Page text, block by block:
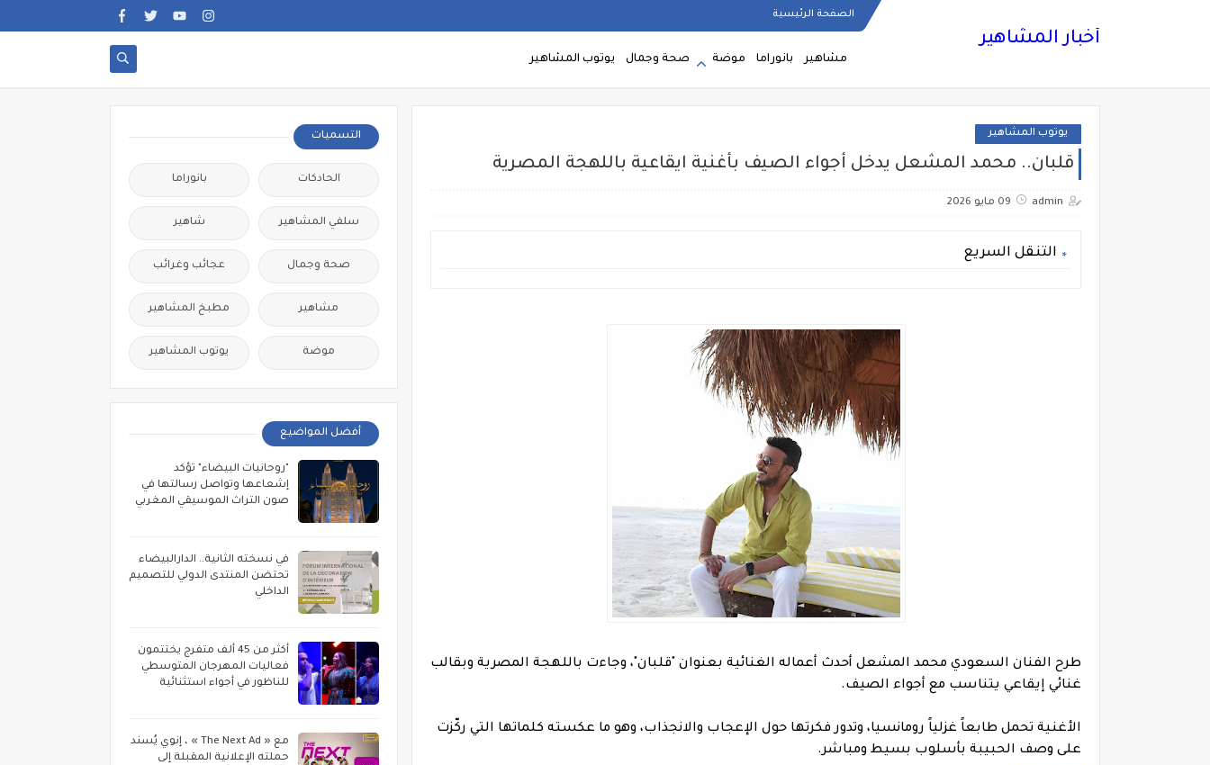
الصفحة الرئيسية
أخبار المشاهير
مشاهير بانوراما موضة صحة وجمال يوتوب المشاهير
يوتوب المشاهير
قلبان.. محمد المشعل يدخل أجواء الصيف بأغنية ايقاعية باللهجة المصرية
admin 09 مايو 2026
التنقل السريع
طرح الفنان السعودي محمد المشعل أحدث أعماله الغنائية بعنوان "قلبان"، وجاءت باللهجة المصرية وبقالب
غنائي إيقاعي يتناسب مع أجواء الصيف.
الأغنية تحمل طابعاً غزلياً رومانسيا، وتدور فكرتها حول الإعجاب والانجذاب، وهو ما عكسته كلماتها التي ركّزت
على وصف الحبيبة بأسلوب بسيط ومباشر.
التسميات
الحادكات بانوراما
سلفي المشاهير شاهير
صحة وجمال عجائب وغرائب
مشاهير مطبخ المشاهير
موضة يوتوب المشاهير
أفضل المواضيع
"روحانيات البيضاء" تؤكد
إشعاعها وتواصل رسالتها في
صون التراث الموسيقي المغربي
في نسخته الثانية.. الدارالبيضاء
تحتضن المنتدى الدولي للتصميم
الداخلي
أكثر من 45 ألف متفرج يختتمون
فعاليات المهرجان المتوسطي
للناظور في أجواء استثنائية
مع « The Next Ad » ، إنوي يُسند
حملته الإعلانية المقبلة إلى